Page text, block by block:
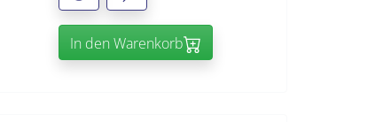
In den Warenkorb